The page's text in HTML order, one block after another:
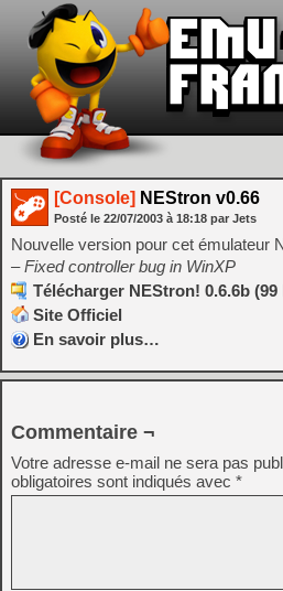
[Console] NEStron v0.66
Posté le 22/07/2003 à 18:18 par Jets
Nouvelle version pour cet émulateur
– Fixed controller bug in WinXP
Télécharger NEStron! 0.6.6b (99
Site Officiel
En savoir plus…
Commentaire ¬
Votre adresse e-mail ne sera pas
obligatoires sont indiqués avec *